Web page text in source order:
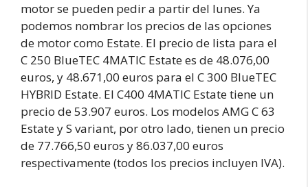
motor se pueden pedir a partir del lunes. Ya
podemos nombrar los precios de las opciones
de motor como Estate. El precio de lista para el
C 250 BlueTEC 4MATIC Estate es de 48.076,00
euros, y 48.671,00 euros para el C 300 BlueTEC
HYBRID Estate. El C400 4MATIC Estate tiene un
precio de 53.907 euros. Los modelos AMG C 63
Estate y S variant, por otro lado, tienen un precio
de 77.766,50 euros y 86.037,00 euros
respectivamente (todos los precios incluyen IVA).